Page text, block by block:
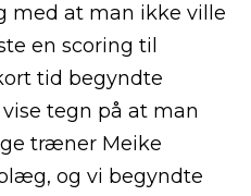
med at man ikke ville
en scoring til
tid begyndte
vise tegn på at man
træner Meike
og vi begyndte